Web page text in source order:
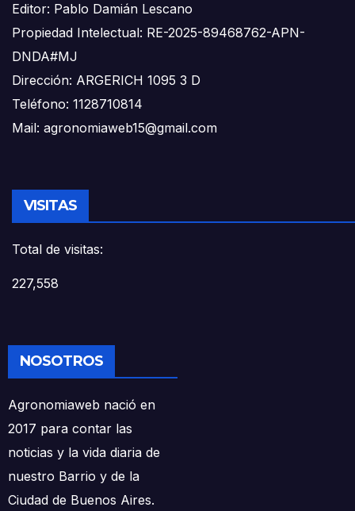
Editor: Pablo Damián Lescano
Propiedad Intelectual: RE-2025-89468762-APN-
DNDA#MJ
Dirección: ARGERICH 1095 3 D
Teléfono: 1128710814
Mail: agronomiaweb15@gmail.com
VISITAS
Total de visitas:
227,558
NOSOTROS
Agronomiaweb nació en
2017 para contar las
noticias y la vida diaria de
nuestro Barrio y de la
Ciudad de Buenos Aires.